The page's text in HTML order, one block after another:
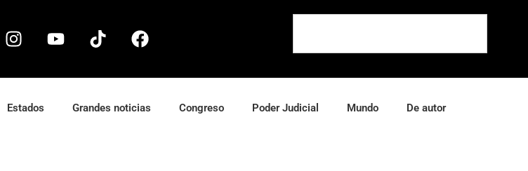
Estados Grandes noticias Congreso Poder Judicial Mundo De autor